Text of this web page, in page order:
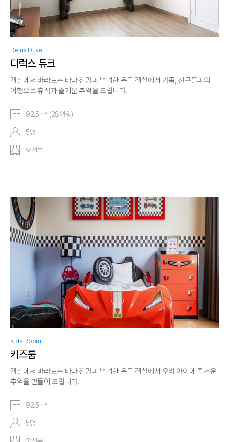
Delux Duke
디럭스 듀크
객실에서 바라보는 바다 전망과 넉넉한 온돌 객실에서 가족, 친구들과의
여행으로 휴식과 즐거운 추억을 드립니다.
92.5㎡ (28평형)
5명
오션뷰
Kids Room
키즈룸
객실에서 바라보는 바다 전망과 넉넉한 온돌 객실에서 우리 아이에 즐거운
추억을 만들어 드립니다.
92.5㎡
5명